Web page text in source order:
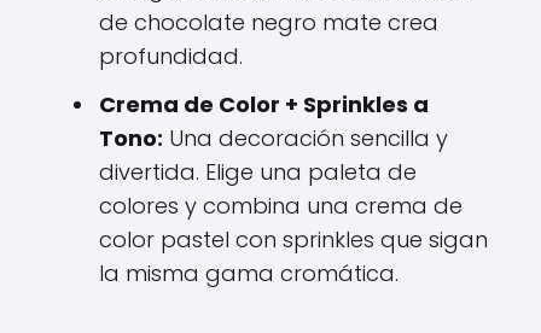
de chocolate negro mate crea
profundidad.
Crema de Color + Sprinkles a
Tono: Una decoración sencilla y
divertida. Elige una paleta de
colores y combina una crema de
color pastel con sprinkles que sigan
la misma gama cromática.